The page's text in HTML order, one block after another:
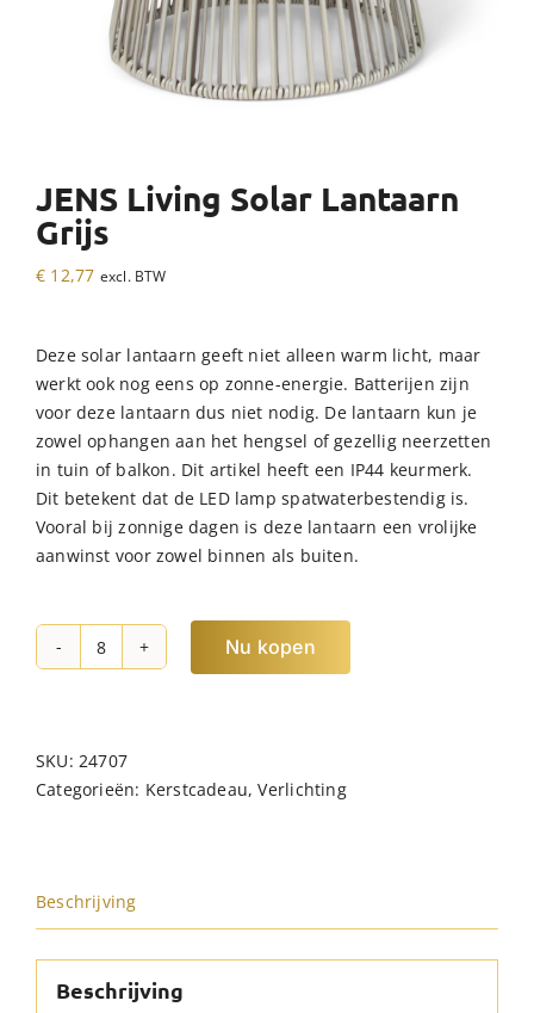
JENS Living Solar Lantaarn
Grijs
€ 12,77 excl. BTW
Deze solar lantaarn geeft niet alleen warm licht, maar
werkt ook nog eens op zonne-energie. Batterijen zijn
voor deze lantaarn dus niet nodig. De lantaarn kun je
zowel ophangen aan het hengsel of gezellig neerzetten
in tuin of balkon. Dit artikel heeft een IP44 keurmerk.
Dit betekent dat de LED lamp spatwaterbestendig is.
Vooral bij zonnige dagen is deze lantaarn een vrolijke
aanwinst voor zowel binnen als buiten.
JENS
Grijs
hoeveelheid
Nu kopen
SKU:24707
Categorieën: Kerstcadeau,Verlichting
Beschrijving
Beschrijving